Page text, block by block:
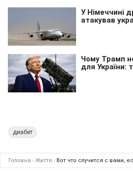
диабет
Головна › Життя › Вот что случится с вами,